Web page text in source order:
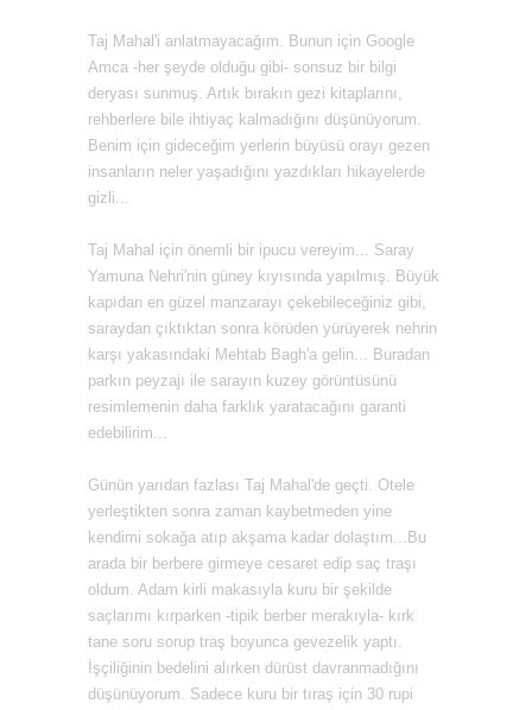
Taj Mahal'i anlatmayacağım. Bunun için Google
Amca -her şeyde olduğu gibi- sonsuz bir bilgi
deryası sunmuş. Artık bırakın gezi kitaplarını,
rehberlere bile ihtiyaç kalmadığını düşünüyorum.
Benim için gideceğim yerlerin büyüsü orayı gezen
insanların neler yaşadığını yazdıkları hikayelerde
gizli...
Taj Mahal için önemli bir ipucu vereyim... Saray
Yamuna Nehri'nin güney kıyısında yapılmış. Büyük
kapıdan en güzel manzarayı çekebileceğiniz gibi,
saraydan çıktıktan sonra körüden yürüyerek nehrin
karşı yakasındaki Mehtab Bagh'a gelin... Buradan
parkın peyzajı ile sarayın kuzey görüntüsünü
resimlemenin daha farklık yaratacağını garanti
edebilirim...
Günün yarıdan fazlası Taj Mahal'de geçti. Otele
yerleştikten sonra zaman kaybetmeden yine
kendimi sokağa atıp akşama kadar dolaştım...Bu
arada bir berbere girmeye cesaret edip saç traşı
oldum. Adam kirli makasıyla kuru bir şekilde
saçlarımı kırparken -tipik berber merakıyla- kırk
tane soru sorup traş boyunca gevezelik yaptı.
İşçiliğinin bedelini alırken dürüst davranmadığını
düşünüyorum. Sadece kuru bir tıraş için 30 rupi